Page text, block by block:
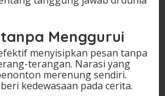
Menggurui
menyisipkan pesan tanpa
terangan. Narasi yang
merenung sendiri.
kedewasaan pada cerita.